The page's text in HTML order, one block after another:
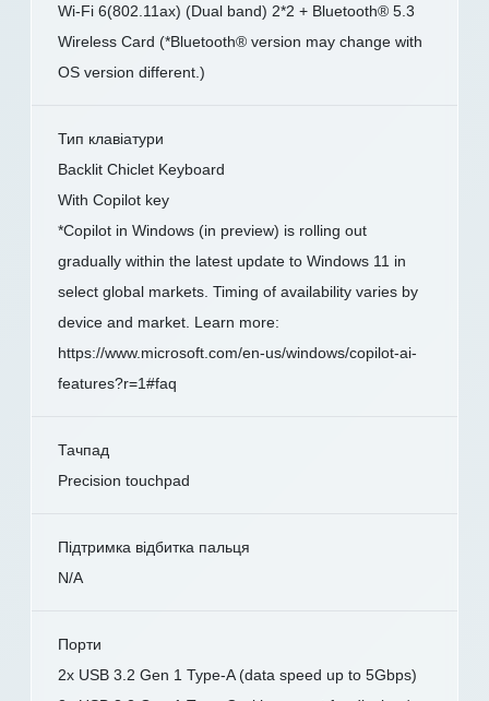
Wi-Fi 6(802.11ax) (Dual band) 2*2 + Bluetooth® 5.3
Wireless Card (*Bluetooth® version may change with
OS version different.)
Тип клавіатури
Backlit Chiclet Keyboard
With Copilot key
*Copilot in Windows (in preview) is rolling out
gradually within the latest update to Windows 11 in
select global markets. Timing of availability varies by
device and market. Learn more:
https://www.microsoft.com/en-us/windows/copilot-ai-
features?r=1#faq
Тачпад
Precision touchpad
Підтримка відбитка пальця
N/A
Порти
2x USB 3.2 Gen 1 Type-A (data speed up to 5Gbps)